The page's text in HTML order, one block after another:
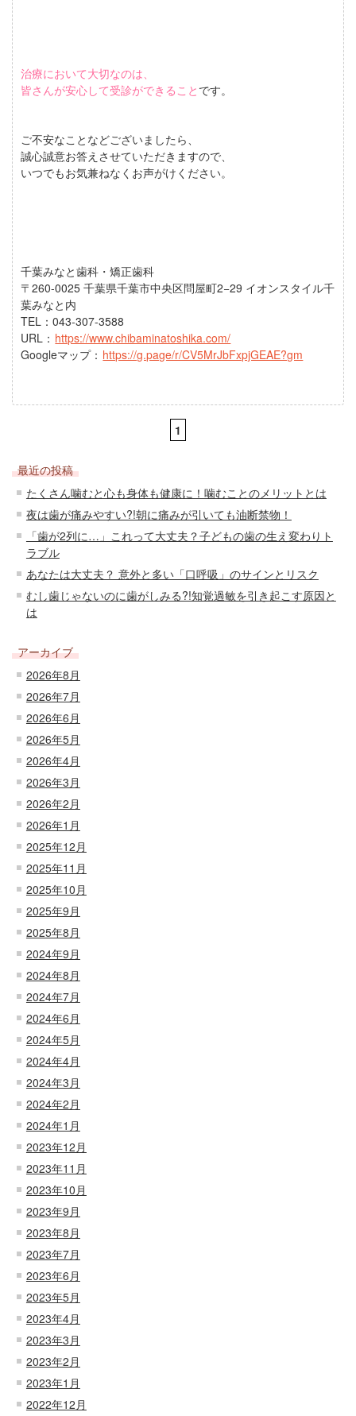
治療において大切なのは、
皆さんが安心して受診ができること です。
ご不安なことなどございましたら、
誠心誠意お答えさせていただきますので、
いつでもお気兼ねなくお声がけください。
千葉みなと歯科・矯正歯科
〒260-0025 千葉県千葉市中央区問屋町2−29 イオンスタイル千
葉みなと内
TEL：043-307-3588
URL： https://www.chibaminatoshika.com/
Googleマップ： https://g.page/r/CV5MrJbFxpjGEAE?gm
1
最近の投稿
たくさん噛むと心も身体も健康に！噛むことのメリットとは
夜は歯が痛みやすい?!朝に痛みが引いても油断禁物！
「歯が2列に…」これって大丈夫？子どもの歯の生え変わりト
ラブル
あなたは大丈夫？ 意外と多い「口呼吸」のサインとリスク
むし歯じゃないのに歯がしみる?!知覚過敏を引き起こす原因と
は
アーカイブ
2026年8月
2026年7月
2026年6月
2026年5月
2026年4月
2026年3月
2026年2月
2026年1月
2025年12月
2025年11月
2025年10月
2025年9月
2025年8月
2024年9月
2024年8月
2024年7月
2024年6月
2024年5月
2024年4月
2024年3月
2024年2月
2024年1月
2023年12月
2023年11月
2023年10月
2023年9月
2023年8月
2023年7月
2023年6月
2023年5月
2023年4月
2023年3月
2023年2月
2023年1月
2022年12月